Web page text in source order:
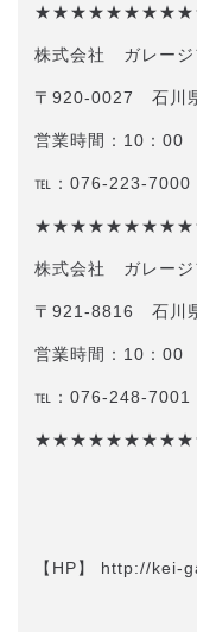
株式会社 ガレー
〒920-0027 石川
営業時間：10：
℡：076-223-7000
株式会社 ガレー
〒921-8816 石川
営業時間：10：
℡：076-248-7001
【HP】 http://kei-